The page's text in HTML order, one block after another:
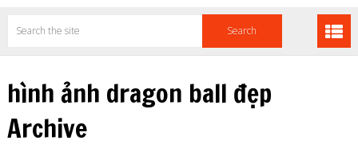
hình ảnh dragon ball đẹp
Archive